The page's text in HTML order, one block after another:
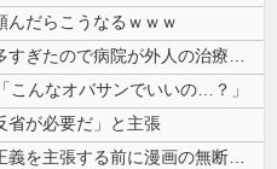
んだらこうなるｗｗｗ
【速報】外人の医療費未払いが多すぎたので病院が外人の治療を断るようにな...
こんなオバサンでいいの…？」
省が必要だ」と主張
森川ジョージ「みい山アンチは正義を主張する前に漫画の無断転載をやめろよ...